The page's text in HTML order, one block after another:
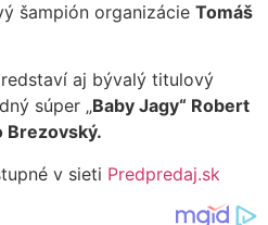
šampión organizácie Tomáš
aj bývalý titulový
súper „Baby Jagy“ Robert
Brezovský.
v sieti Predpredaj.sk